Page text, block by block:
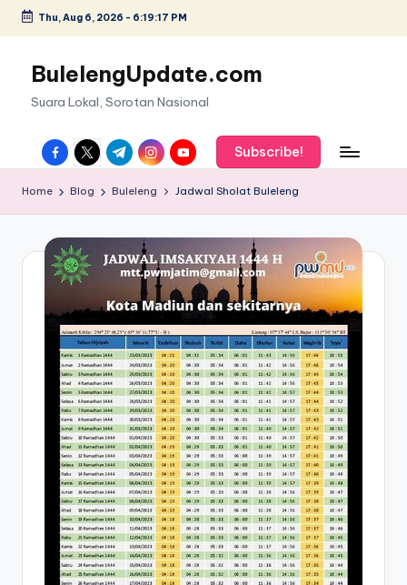
Skip
content
Thu, Aug 6, 2026 - 6:19:18 PM
BulelengUpdate.com
Suara Lokal, Sorotan Nasional
facebook.com
twitter.com
t.me instagram.com
youtube.comSubscribe!
Home Blog Buleleng Jadwal Sholat Buleleng